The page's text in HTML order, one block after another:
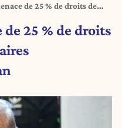
de 25 % de droits de
25 % de droits